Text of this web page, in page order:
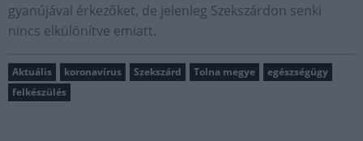
gyanújával érkezőket, de jelenleg Szekszárdon senki
nincs elkülönítve emiatt.
Aktuális koronavírus Szekszárd Tolna megye
egészségügy
felkészülés